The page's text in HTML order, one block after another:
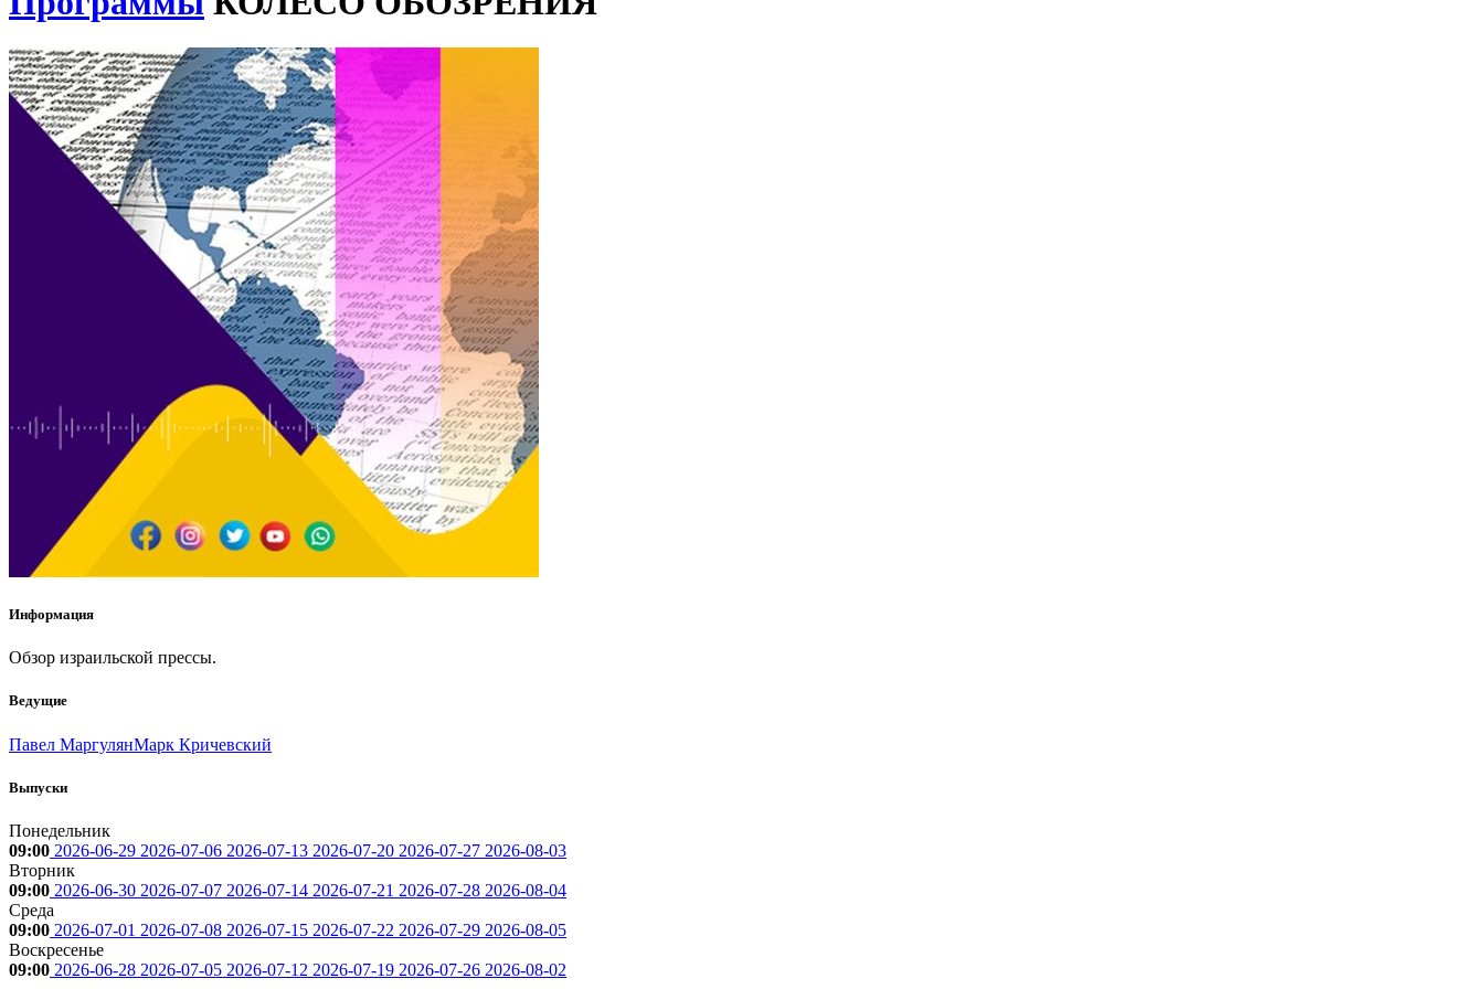
Информация
Обзор израильской прессы.
Ведущие
Павел МаргулянМарк Кричевский
Выпуски
Понедельник
09:00 2026-06-29 2026-07-06 2026-07-13 2026-07-20 2026-07-27 2026-08-03
Вторник
09:00 2026-06-30 2026-07-07 2026-07-14 2026-07-21 2026-07-28 2026-08-04
Среда
09:00 2026-07-01 2026-07-08 2026-07-15 2026-07-22 2026-07-29 2026-08-05
Воскресенье
09:00 2026-06-28 2026-07-05 2026-07-12 2026-07-19 2026-07-26 2026-08-02